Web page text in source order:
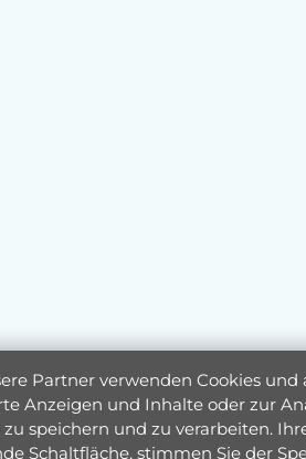
Partner verwenden Cookies
Anzeigen und Inhalte oder zur
speichern und zu verarbeiten.
Schaltfläche, stimmen Sie der